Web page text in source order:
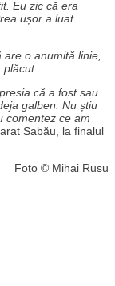
Eu zic că era
ușor a luat
o anumită linie,
că a fost sau
galben. Nu știu
comentez ce am
Sabău, la finalul
Foto © Mihai Rusu